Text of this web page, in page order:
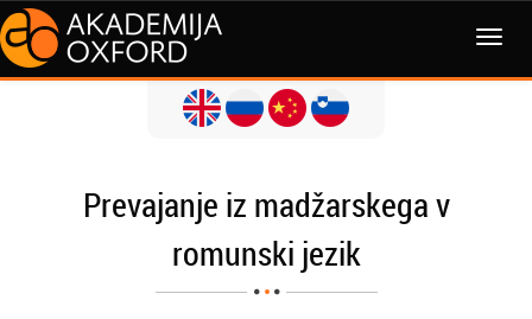
MENI
Prevajanje iz madžarskega v
romunski jezik